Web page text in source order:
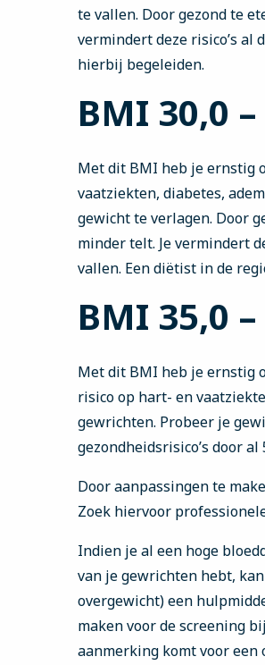
te vallen. Door gezond te
vermindert deze risico’s al
hierbij begeleiden.
BMI 30,0
Met dit BMI heb je ernstig
vaatziekten, diabetes,
gewicht te verlagen. Door
minder telt. Je vermindert
vallen. Een diëtist in de
BMI 35,0
Met dit BMI heb je ernstig
risico op hart- en
gewrichten. Probeer je
gezondheidsrisico’s door
Door aanpassingen te
Zoek hiervoor
Indien je al een hoge
van je gewrichten hebt,
overgewicht) een
maken voor de screening
aanmerking komt voor een